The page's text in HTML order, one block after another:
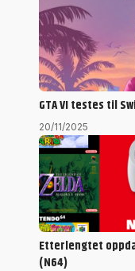
GTA VI testes til
20/11/2025
Etterlengtet
(N64)